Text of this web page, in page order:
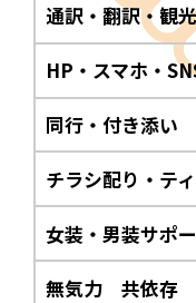
通訳・翻訳・観
HP・スマホ・
同行・付き添い
チラシ配り・テ
女装・男装サポ
無気力 共依存